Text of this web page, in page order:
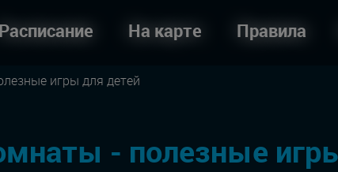
Расписание На карте Правила
игры для детей
- полезные